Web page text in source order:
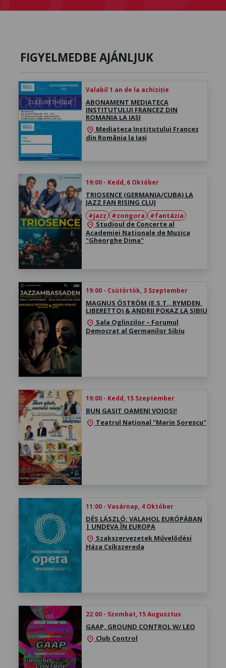
FIGYELMEDBE AJÁNLJUK
Valabil 1 an de la achiziție
ABONAMENT MEDIATECA
INSTITUTULUI FRANCEZ DIN
ROMANIA LA IAȘI
location_on Mediateca Institutului Francez
din România la Iași
19:00 - Kedd, 6 Október
TRIOSENCE (GERMANIA/CUBA) LA
JAZZ FAN RISING CLUJ
#jazz
#zongora #fantázia
location_on Studioul de Concerte al
Academiei Nationale de Muzica
"Gheorghe Dima"
19:00 - Csütörtök, 3 Szeptember
MAGNUS ÖSTRÖM (E.S.T., RYMDEN,
LIBERETTO) & ANDRII POKAZ LA SIBIU
location_on Sala Oglinzilor – Forumul
Democrat al Germanilor Sibiu
19:00 - Kedd, 15 Szeptember
BUN GASIT OAMENI VOIOSI!
location_on Teatrul Național "Marin Sorescu"
11:00 - Vasárnap, 4 Október
DÉS LÁSZLÓ: VALAHOL EURÓPÁBAN
| UNDEVA ÎN EUROPA
location_on Szakszervezetek Művelődési
Háza Csíkszereda
22:00 - Szombat, 15 Augusztus
GAAP, GROUND CONTROL W/ LEO
location_on Club Control